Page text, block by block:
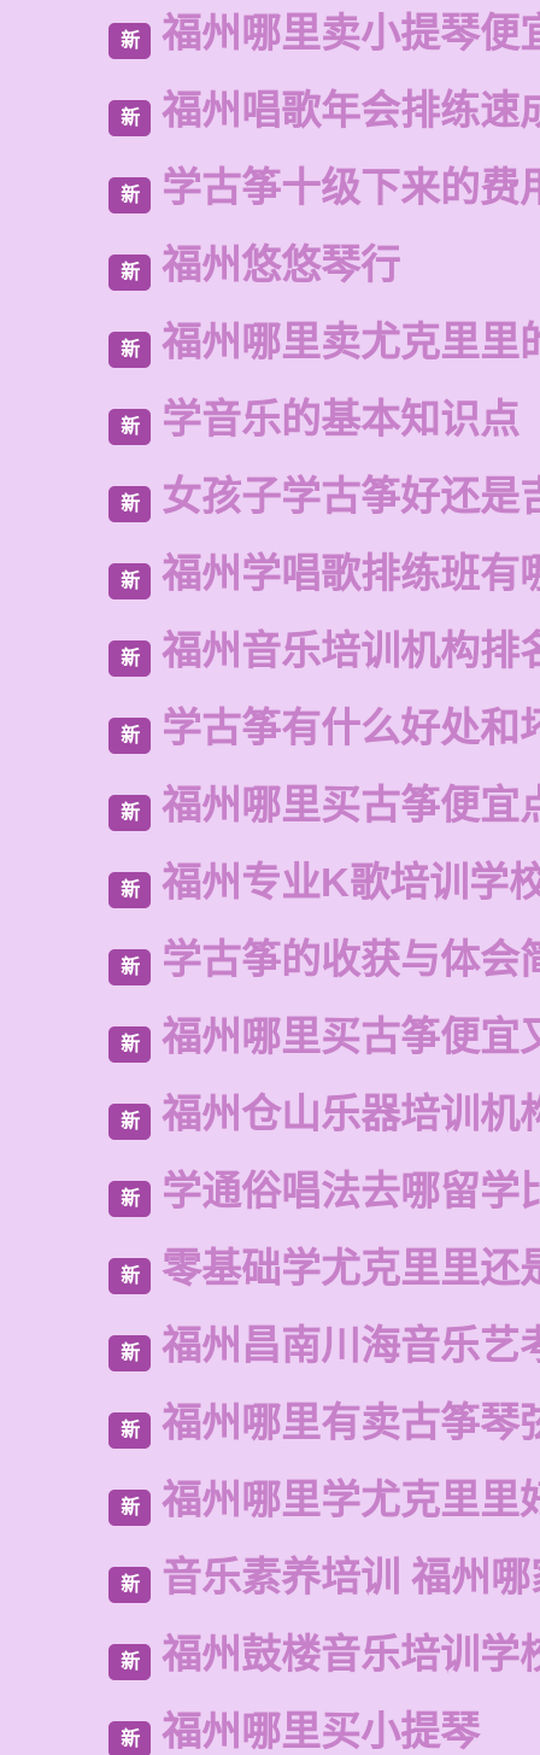
新 福州哪里卖小提琴便
新 福州唱歌年会排练速
新 学古筝十级下来的费
新 福州悠悠琴行
新 福州哪里卖尤克里里
新 学音乐的基本知识点
新 女孩子学古筝好还是
新 福州学唱歌排练班有
新 福州音乐培训机构排
新 学古筝有什么好处和
新 福州哪里买古筝便宜
新 福州专业K歌培训学
新 学古筝的收获与体会
新 福州哪里买古筝便宜
新 福州仓山乐器培训机
新 学通俗唱法去哪留学
新 零基础学尤克里里还
新 福州昌南川海音乐艺
新 福州哪里有卖古筝琴
新 福州哪里学尤克里里
新 音乐素养培训 福州
新 福州鼓楼音乐培训学
新 福州哪里买小提琴